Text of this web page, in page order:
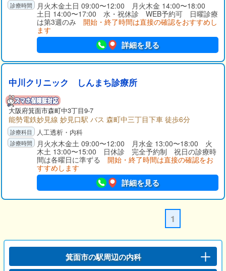
月火木金土日 09:00〜12:00 月火木金 14:00〜18:00
土日 14:00〜17:00 水・祝休診 WEB予約可 日曜診療
は第3週のみ 開始・終了時間は直接の確認をおすすめし
ます
詳細を見る
中川クリニック しんまち診療所
大阪府箕面市森町中3丁目9-7
能勢電鉄妙見線 妙見口駅 バス 森町中三丁目下車 徒歩6分
人工透析・内科
月火水木金土 09:00〜12:00 月水金 13:00〜18:00 火
木土 13:00〜15:00 日休診 完全予約制 祝日の診療時
間は各曜日に準ずる 開始・終了時間は直接の確認をお
すすめします
詳細を見る
1
箕面市の駅周辺の内科